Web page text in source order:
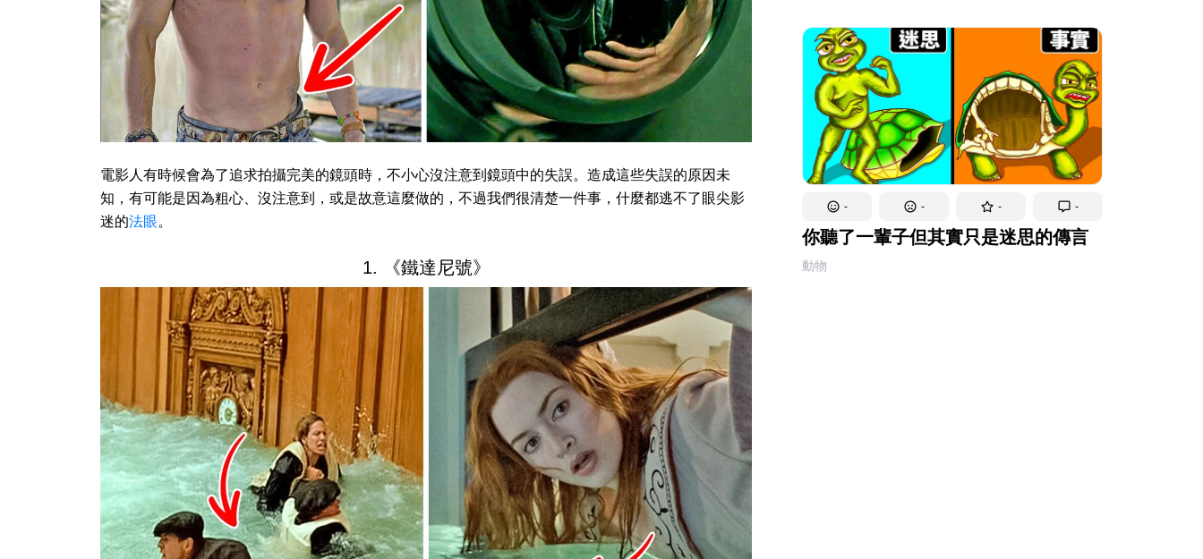
- - - -
你聽了一輩子但其實只是迷思的傳言
動物
電影人有時候會為了追求拍攝完美的鏡頭時，不小心沒注意到鏡頭中的失誤。造成這些失誤的原因未
知，有可能是因為粗心、沒注意到，或是故意這麼做的，不過我們很清楚一件事，什麼都逃不了眼尖影
迷的法眼。
1. 《鐵達尼號》